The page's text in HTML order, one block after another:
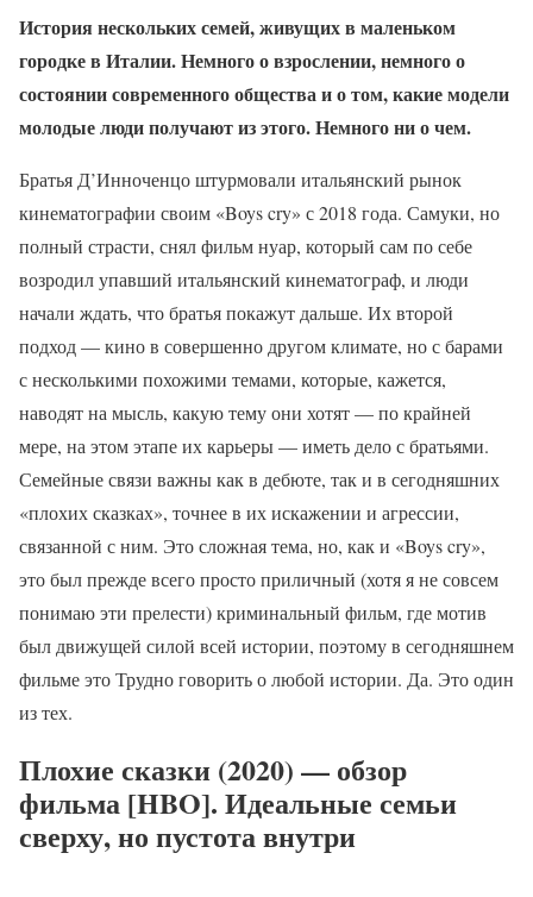
История нескольких семей, живущих в маленьком
городке в Италии. Немного о взрослении, немного о
состоянии современного общества и о том, какие модели
молодые люди получают из этого. Немного ни о чем.
Братья Д’Инноченцо штурмовали итальянский рынок
кинематографии своим «Boys cry» с 2018 года. Самуки, но
полный страсти, снял фильм нуар, который сам по себе
возродил упавший итальянский кинематограф, и люди
начали ждать, что братья покажут дальше. Их второй
подход — кино в совершенно другом климате, но с барами
с несколькими похожими темами, которые, кажется,
наводят на мысль, какую тему они хотят — по крайней
мере, на этом этапе их карьеры — иметь дело с братьями.
Семейные связи важны как в дебюте, так и в сегодняшних
«плохих сказках», точнее в их искажении и агрессии,
связанной с ним. Это сложная тема, но, как и «Boys cry»,
это был прежде всего просто приличный (хотя я не совсем
понимаю эти прелести) криминальный фильм, где мотив
был движущей силой всей истории, поэтому в сегодняшнем
фильме это Трудно говорить о любой истории. Да. Это один
из тех.
Плохие сказки (2020) — обзор
фильма [HBO]. Идеальные семьи
сверху, но пустота внутри